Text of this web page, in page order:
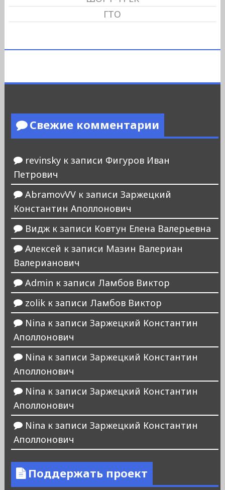
ГТО
Свежие комментарии
revinskyк записи Фигуров Иван
Петрович
AbramovVVк записи Заржецкий
Константин Аполлонович
Виджк записи Ковтун Елена Валерьевна
Алексей к записи Мазин Валериан
Валерианович
Admin к записи Ламбов Виктор
zolikк записи Ламбов Виктор
Nina к записи Заржецкий Константин
Аполлонович
Nina к записи Заржецкий Константин
Аполлонович
Nina к записи Заржецкий Константин
Аполлонович
Nina к записи Заржецкий Константин
Аполлонович
Поддержать проект